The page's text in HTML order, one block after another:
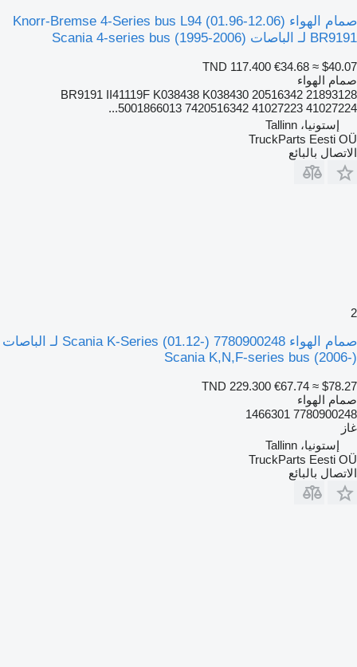
صمام الهواء Knorr-Bremse 4-Series bus L94 (01.96-12.06)
BR9191 لـ الباصات Scania 4-series bus (1995-2006)
TND 117.400 €34.68 ≈ $40.07
صمام الهواء
BR9191 II41119F K038438 K038430 20516342 21893128
5001866013 7420516342 41027223 41027224...
إستونيا، Tallinn
TruckParts Eesti OÜ
الاتصال بالبائع
2
صمام الهواء Scania K-Series (01.12-) 7780900248 لـ الباصات
Scania K,N,F-series bus (2006-)
TND 229.300 €67.74 ≈ $78.27
صمام الهواء
7780900248 1466301
غاز
إستونيا، Tallinn
TruckParts Eesti OÜ
الاتصال بالبائع